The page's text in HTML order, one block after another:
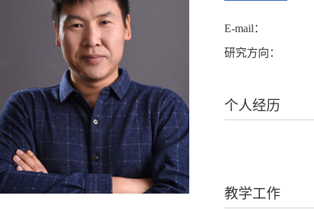
E-mail：
研究方向：
个人经历
教学工作